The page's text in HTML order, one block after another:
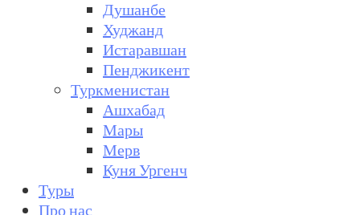
Душанбе
Худжанд
Истаравшан
Пенджикент
Туркменистан
Ашхабад
Мары
Мерв
Куня Ургенч
Туры
Про нас